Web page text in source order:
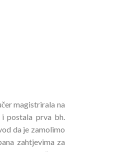
magistrirala na
postala prva bh.
da je zamolimo
zahtjevima za